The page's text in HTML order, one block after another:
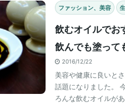
ファッション、美容
飲むオイルでお
飲んでも塗って
2016/12/22
美容や健康に良いと
話題になりました。
ろんな飲むオイルが